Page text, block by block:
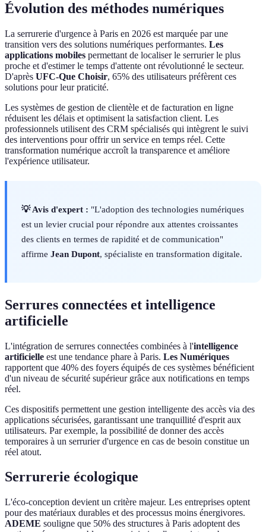
Évolution des méthodes numériques
La serrurerie d'urgence à Paris en 2026 est marquée par une
transition vers des solutions numériques performantes. Les
applications mobiles permettant de localiser le serrurier le plus
proche et d'estimer le temps d'attente ont révolutionné le secteur.
D'après UFC-Que Choisir, 65% des utilisateurs préfèrent ces
solutions pour leur praticité.
Les systèmes de gestion de clientèle et de facturation en ligne
réduisent les délais et optimisent la satisfaction client. Les
professionnels utilisent des CRM spécialisés qui intègrent le suivi
des interventions pour offrir un service en temps réel. Cette
transformation numérique accroît la transparence et améliore
l'expérience utilisateur.
💡 Avis d'expert : "L'adoption des technologies numériques
est un levier crucial pour répondre aux attentes croissantes
des clients en termes de rapidité et de communication"
affirme Jean Dupont, spécialiste en transformation digitale.
Serrures connectées et intelligence
artificielle
L'intégration de serrures connectées combinées à l'intelligence
artificielle est une tendance phare à Paris. Les Numériques
rapportent que 40% des foyers équipés de ces systèmes bénéficient
d'un niveau de sécurité supérieur grâce aux notifications en temps
réel.
Ces dispositifs permettent une gestion intelligente des accès via des
applications sécurisées, garantissant une tranquillité d'esprit aux
utilisateurs. Par exemple, la possibilité de donner des accès
temporaires à un serrurier d'urgence en cas de besoin constitue un
réel atout.
Serrurerie écologique
L'éco-conception devient un critère majeur. Les entreprises optent
pour des matériaux durables et des processus moins énergivores.
ADEME souligne que 50% des structures à Paris adoptent des